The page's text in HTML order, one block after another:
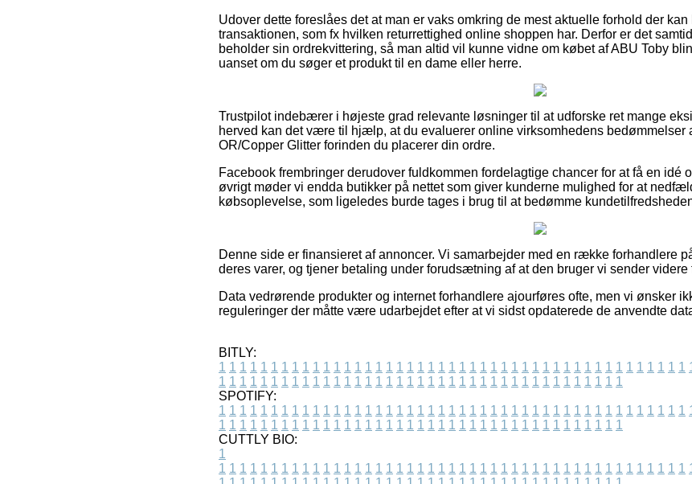
Udover dette foreslåes det at man er vaks omkring de mest aktuelle forhold der
transaktionen, som fx hvilken returrettighed online shoppen har. Derfor er det
beholder sin ordrekvittering, så man altid vil kunne vidne om købet af ABU Toby
uanset om du søger et produkt til en dame eller herre.
Trustpilot indebærer i højeste grad relevante løsninger til at udforske ret mange
herved kan det være til hjælp, at du evaluerer online virksomhedens bedømmelser
OR/Copper Glitter forinden du placerer din ordre.
Facebook frembringer derudover fuldkommen fordelagtige chancer for at få en idé
øvrigt møder vi endda butikker på nettet som giver kunderne mulighed for at
købsoplevelse, som ligeledes burde tages i brug til at bedømme
Denne side er finansieret af annoncer. Vi samarbejder med en række forhandlere
deres varer, og tjener betaling under forudsætning af at den bruger vi sender videre
Data vedrørende produkter og internet forhandlere ajourføres ofte, men vi ønsker
reguleringer der måtte være udarbejdet efter at vi sidst opdaterede de anvendte
BITLY:
1 1 1 1 1 1 1 1 1 1 1 1 1 1 1 1 1 1 1 1 1 1 1 1 1 1 1 1 1 1 1 1 1 1 1 1 1 1 1 1 1 1 1 1 1
1 1 1 1 1 1 1 1 1 1 1 1 1 1 1 1 1 1 1 1 1 1 1 1 1 1 1 1 1 1 1 1 1 1 1 1 1 1 1
SPOTIFY:
1 1 1 1 1 1 1 1 1 1 1 1 1 1 1 1 1 1 1 1 1 1 1 1 1 1 1 1 1 1 1 1 1 1 1 1 1 1 1 1 1 1 1 1 1
1 1 1 1 1 1 1 1 1 1 1 1 1 1 1 1 1 1 1 1 1 1 1 1 1 1 1 1 1 1 1 1 1 1 1 1 1 1 1
CUTTLY BIO:
1
1 1 1 1 1 1 1 1 1 1 1 1 1 1 1 1 1 1 1 1 1 1 1 1 1 1 1 1 1 1 1 1 1 1 1 1 1 1 1 1 1 1 1 1 1